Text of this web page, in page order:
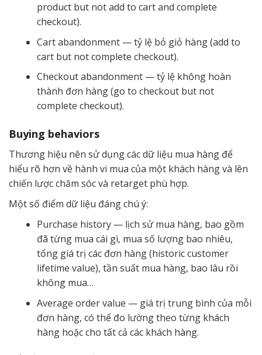
product but not add to cart and complete
checkout).
Cart abandonment — tỷ lệ bỏ giỏ hàng (add to
cart but not complete checkout).
Checkout abandonment — tỷ lệ không hoàn
thành đơn hàng (go to checkout but not
complete checkout).
Buying behaviors
Thương hiệu nên sử dụng các dữ liệu mua hàng để
hiểu rõ hơn về hành vi mua của một khách hàng và lên
chiến lược chăm sóc và retarget phù hợp.
Một số điểm dữ liệu đáng chú ý:
Purchase history — lịch sử mua hàng, bao gồm
đã từng mua cái gì, mua số lượng bao nhiêu,
tổng giá trị các đơn hàng (historic customer
lifetime value), tần suất mua hàng, bao lâu rồi
không mua…
Average order value — giá trị trung bình của mỗi
đơn hàng, có thể đo lường theo từng khách
hàng hoặc cho tất cả các khách hàng.